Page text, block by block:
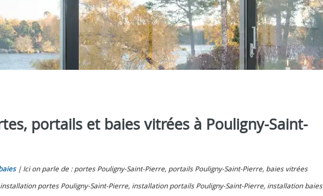
portails et baies vitrées à Pouligny-Saint-
Ici on parle de : portes Pouligny-Saint-Pierre, portails Pouligny-Saint-Pierre, baies vitrées
portes Pouligny-Saint-Pierre, installation portails Pouligny-Saint-Pierre, installation baies